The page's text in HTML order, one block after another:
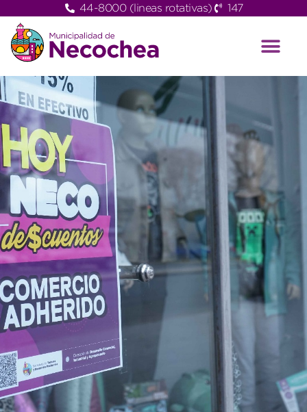
44-8000 (lineas rotativas) 147